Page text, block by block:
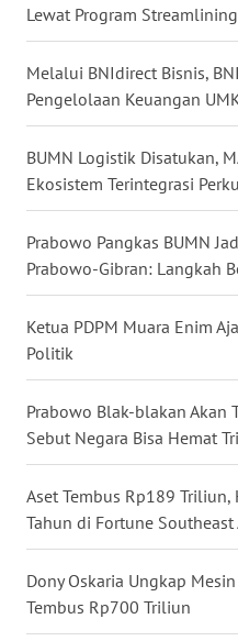
Lewat Program Streamlining
Melalui BNIdirect Bisnis,
Pengelolaan Keuangan
BUMN Logistik Disatukan,
Ekosistem Terintegrasi
Prabowo Pangkas BUMN
Prabowo-Gibran: Langkah
Ketua PDPM Muara Enim
Politik
Prabowo Blak-blakan Akan
Sebut Negara Bisa Hemat
Aset Tembus Rp189
Tahun di Fortune Southeast
Dony Oskaria Ungkap
Tembus Rp700 Triliun
WN
GORONTALO
WN
WN
MALUT
WN
DAIRI
WN
DANAU
TOBA
WN
NIAS
WN
LANGKAT